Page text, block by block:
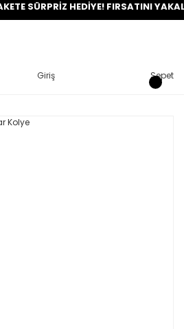
HEDİYE! FIRSATINI YAKALA!
Giriş Sepet